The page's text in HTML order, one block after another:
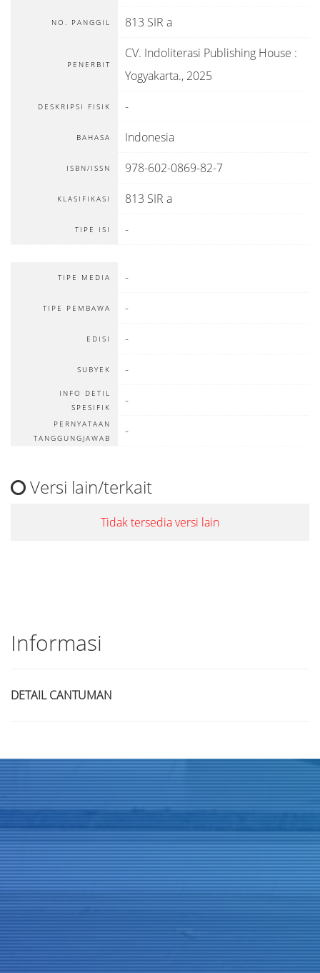
NO. PANGGIL 813 SIR a
PENERBIT
CV. Indoliterasi Publishing House :
Yogyakarta., 2025
DESKRIPSI FISIK -
BAHASA Indonesia
ISBN/ISSN 978-602-0869-82-7
KLASIFIKASI 813 SIR a
TIPE ISI -
TIPE MEDIA -
TIPE PEMBAWA -
EDISI -
SUBYEK -
INFO DETIL
SPESIFIK
-
PERNYATAAN
TANGGUNGJAWAB
-
Versi lain/terkait
Tidak tersedia versi lain
Informasi
DETAIL CANTUMAN
Judul
Pengarang
Subyek
ISBN/ISSN